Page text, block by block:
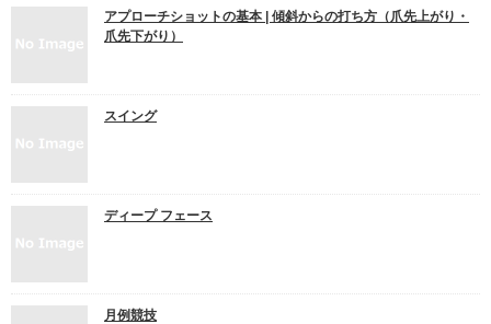
アプローチショットの基本 | 傾斜からの打ち方（爪先上がり・
爪先下がり）
スイング
ディープ フェース
月例競技